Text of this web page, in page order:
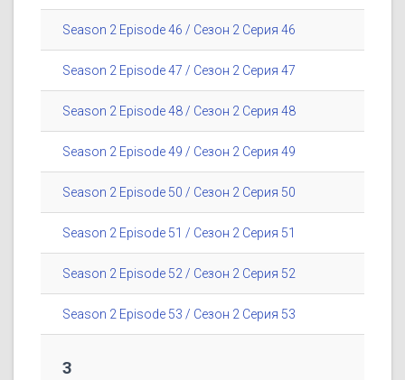
Season 2 Episode 46 / Сезон 2 Серия 46
Season 2 Episode 47 / Сезон 2 Серия 47
Season 2 Episode 48 / Сезон 2 Серия 48
Season 2 Episode 49 / Сезон 2 Серия 49
Season 2 Episode 50 / Сезон 2 Серия 50
Season 2 Episode 51 / Сезон 2 Серия 51
Season 2 Episode 52 / Сезон 2 Серия 52
Season 2 Episode 53 / Сезон 2 Серия 53
3